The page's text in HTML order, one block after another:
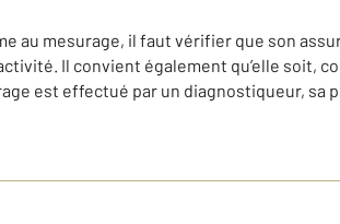
au mesurage, il faut vérifier que son
Il convient également qu’elle soit,
est effectué par un diagnostiqueur, sa